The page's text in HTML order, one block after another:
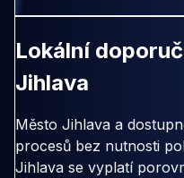
Lokální
Jihlava
Město Jihlava a
procesů bez nutnosti
Jihlava se vyplatí